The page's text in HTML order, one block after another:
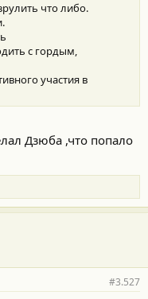
что либо.
с гордым,
участия в
Дзюба ,что попало
#3.527